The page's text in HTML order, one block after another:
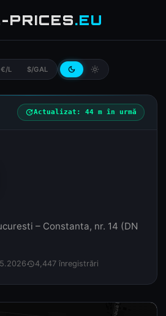
PRICES.EU
€/L $/GAL dark_mode light_mode
updateActualizat: 44 m în urmă
– Constanta, nr. 14 (DN
history4,447 înregistrări